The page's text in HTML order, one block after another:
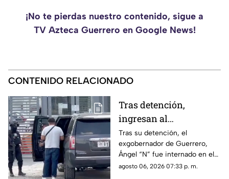
¡No te pierdas nuestro contenido, sigue a
TV Azteca Guerrero en Google News!
CONTENIDO RELACIONADO
Tras detención,
ingresan al
exgobernador Ángel
"N" al penal del
Altiplano
Tras su detención, el
exgobernador de Guerrero,
Ángel “N” fue internado en el
penal del Altiplano; esto es lo
agosto 06, 2026 07:33 p. m.